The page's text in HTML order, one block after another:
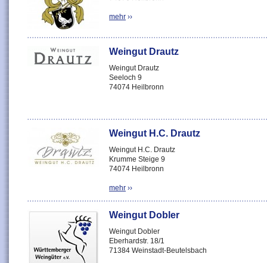
mehr ››
Weingut Drautz
Weingut Drautz
Seeloch 9
74074 Heilbronn
Weingut H.C. Drautz
Weingut H.C. Drautz
Krumme Steige 9
74074 Heilbronn
mehr ››
Weingut Dobler
Weingut Dobler
Eberhardstr. 18/1
71384 Weinstadt-Beutelsbach